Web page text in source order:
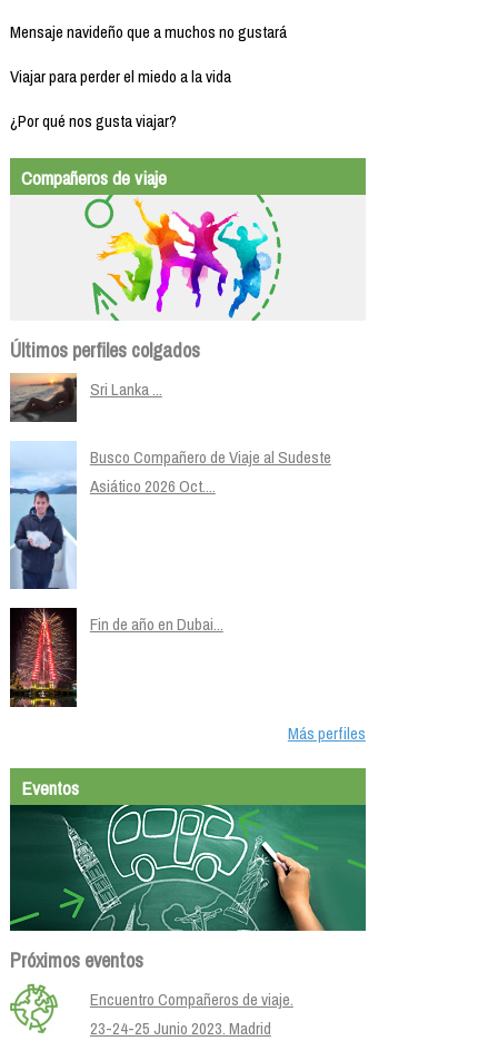
Mensaje navideño que a muchos no gustará
Viajar para perder el miedo a la vida
¿Por qué nos gusta viajar?
Compañeros de viaje
Últimos perfiles colgados
Sri Lanka ...
Busco Compañero de Viaje al Sudeste
Asiático 2026 Oct....
Fin de año en Dubai...
Más perfiles
Eventos
Próximos eventos
Encuentro Compañeros de viaje.
23-24-25 Junio 2023. Madrid